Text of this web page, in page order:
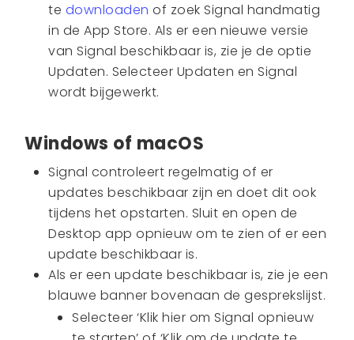
te downloaden of zoek Signal handmatig
in de App Store. Als er een nieuwe versie
van Signal beschikbaar is, zie je de optie
Updaten. Selecteer Updaten en Signal
wordt bijgewerkt.
Windows of macOS
Signal controleert regelmatig of er
updates beschikbaar zijn en doet dit ook
tijdens het opstarten. Sluit en open de
Desktop app opnieuw om te zien of er een
update beschikbaar is.
Als er een update beschikbaar is, zie je een
blauwe banner bovenaan de gesprekslijst.
Selecteer ‘Klik hier om Signal opnieuw